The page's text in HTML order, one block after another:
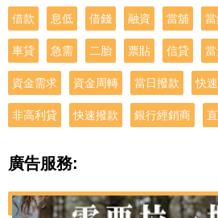
借款 息低 借錢 融資 當舖
車貸 急需 二胎 票貼 信貸
資金需求 資金周轉 當日撥款 快
非高利貸 快速撥款 銀行經銷商
廣告服務: